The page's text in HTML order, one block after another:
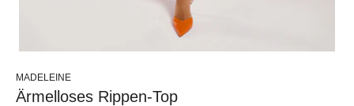
MADELEINE
Ärmelloses Rippen-Top